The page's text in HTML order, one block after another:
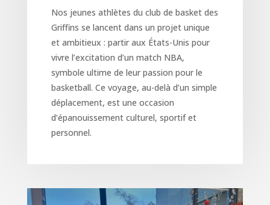
Nos jeunes athlètes du club de basket des
Griffins se lancent dans un projet unique
et ambitieux : partir aux États-Unis pour
vivre l’excitation d’un match NBA,
symbole ultime de leur passion pour le
basketball. Ce voyage, au-delà d’un simple
déplacement, est une occasion
d’épanouissement culturel, sportif et
personnel.